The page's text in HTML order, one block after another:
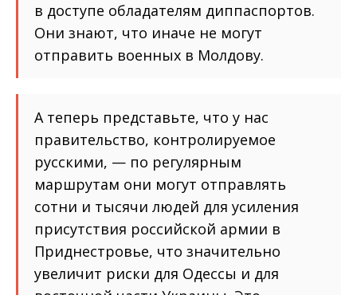
в доступе обладателям диппаспортов.
Они знают, что иначе не могут
отправить военных в Молдову.
А теперь представьте, что у нас
правительство, контролируемое
русскими, — по регулярным
маршрутам они могут отправлять
сотни и тысячи людей для усиления
присутствия российской армии в
Приднестровье, что значительно
увеличит риски для Одессы и для